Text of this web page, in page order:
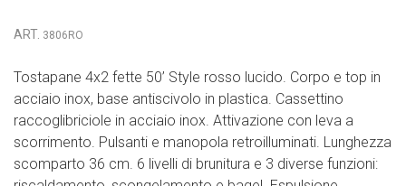
ART. 3806RO
Tostapane 4x2 fette 50’ Style rosso lucido. Corpo e top in
acciaio inox, base antiscivolo in plastica. Cassettino
raccoglibriciole in acciaio inox. Attivazione con leva a
scorrimento. Pulsanti e manopola retroilluminati. Lunghezza
scomparto 36 cm. 6 livelli di brunitura e 3 diverse funzioni: